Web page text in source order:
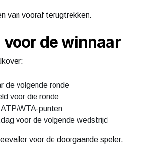
van vooraf terugtrekken.
voor de winnaar
de volgende ronde
voor die ronde
ATP/WTA-punten
voor de volgende wedstrijd
voor de doorgaande speler.